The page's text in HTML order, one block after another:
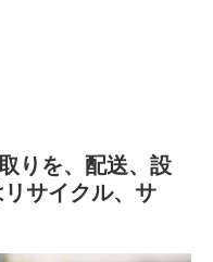
りを、配送、設
サイクル、サ